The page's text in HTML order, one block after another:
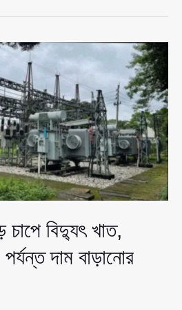
চাপে বিদ্যুৎ খাত,
দাম বাড়ানোর